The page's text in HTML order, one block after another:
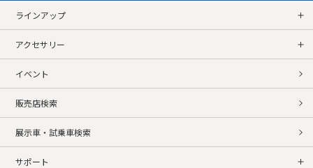
ラインアップ
アクセサリー
イベント
販売店検索
展示車・試乗車検索
サポート